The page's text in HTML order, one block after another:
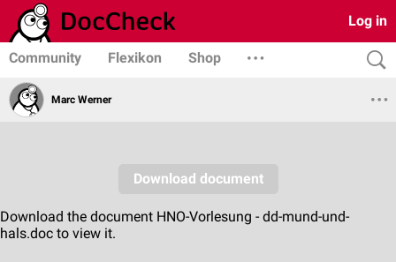
Log in
Community Flexikon Shop
Marc Werner